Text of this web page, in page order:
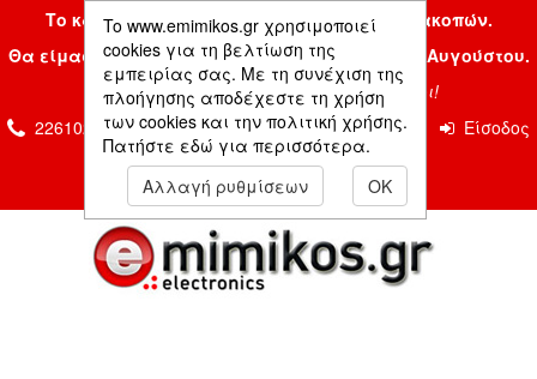
To www.emimikos.gr χρησιμοποιεί
cookies για τη βελτίωση της
εμπειρίας σας. Με τη συνέχιση της
πλοήγησης αποδέχεστε τη χρήση
των cookies και την πολιτική χρήσης.
Πατήστε εδώ για περισσότερα.
Αλλαγή ρυθμίσεων
OK
Το κατάστημα μας είναι κλειστό λόγω διακοπών.
Θα είμαστε και πάλι μαζί σας την Δευτέρα 24 Αυγούστου.
Σας ευχόμαστε ένα όμορφο καλοκαίρι!
2261026435 & 2261081666
Επικοινωνία
Είσοδος
Μέλους